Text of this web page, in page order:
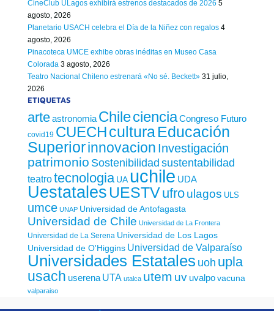
CineClub ULagos exhibirá estrenos destacados de 2026 5
agosto, 2026
Planetario USACH celebra el Día de la Niñez con regalos 4
agosto, 2026
Pinacoteca UMCE exhibe obras inéditas en Museo Casa
Colorada 3 agosto, 2026
Teatro Nacional Chileno estrenará «No sé. Beckett» 31 julio,
2026
ETIQUETAS
arteastronomia Chileciencia Congreso Futuro
covid19 CUECHculturaEducación
Superiorinnovacion Investigación
patrimonio Sostenibilidad sustentabilidad
teatrotecnologia UA uchile UDA
Uestatales UESTVufroulagos ULS
umce UNAP Universidad de Antofagasta
Universidad de Chile Universidad de La Frontera
Universidad de La Serena Universidad de Los Lagos
Universidad de O'Higgins Universidad de Valparaíso
Universidades Estatales uoh upla
usach userena UTA utalca utem uv uvalpo vacuna
valparaiso